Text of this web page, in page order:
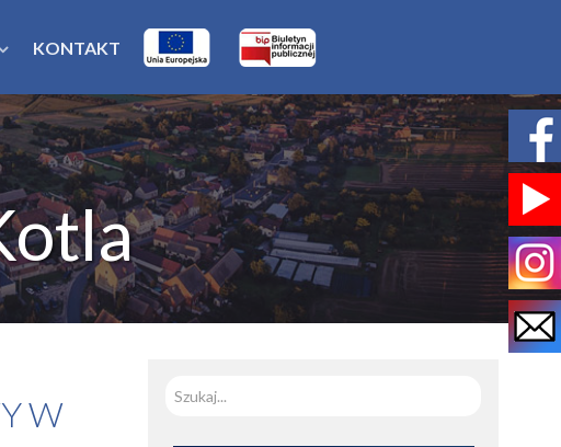
KONTAKT
W